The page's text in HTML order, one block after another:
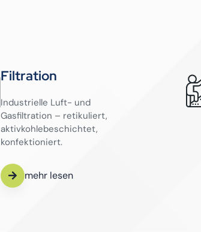
Filtration
Industrielle Luft- und
Gasfiltration – retikuliert,
aktivkohlebeschichtet,
konfektioniert.
mehr lesen